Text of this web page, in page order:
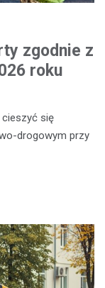
zgodnie z
roku
cieszyć się
drogowym przy